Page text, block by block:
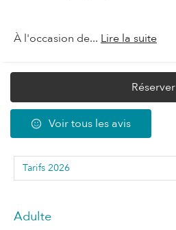
À l'occasion de... Lire la suite
Réserver
Voir tous les avis
Adulte